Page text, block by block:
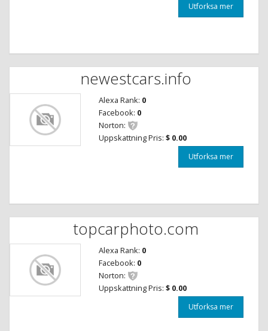
Utforksa mer
newestcars.info
Alexa Rank: 0
Facebook: 0
Norton:
Uppskattning Pris: $ 0.00
Utforksa mer
topcarphoto.com
Alexa Rank: 0
Facebook: 0
Norton:
Uppskattning Pris: $ 0.00
Utforksa mer